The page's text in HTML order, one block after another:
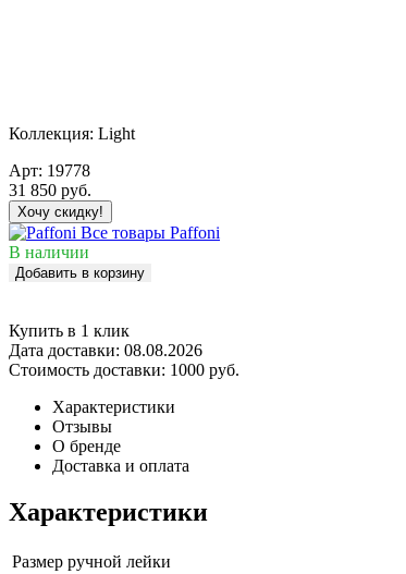
Коллекция: Light
Арт: 19778
31 850 руб.
Хочу скидку!
Все товары Paffoni
В наличии
Добавить в корзину
Купить в 1 клик
Дата доставки: 08.08.2026
Стоимость доставки: 1000 руб.
Характеристики
Отзывы
О бренде
Доставка и оплата
Характеристики
Размер ручной лейки